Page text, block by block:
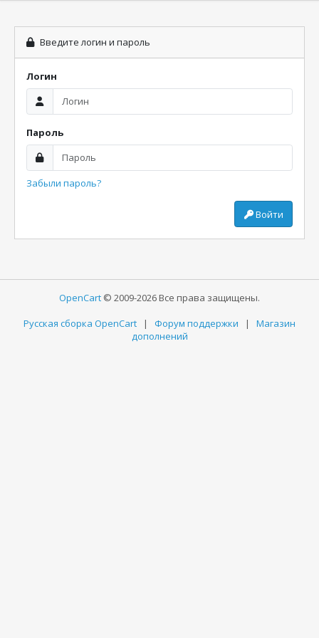
Введите логин и пароль
Логин
Пароль
Забыли пароль?
Войти
OpenCart © 2009-2026 Все права защищены.
Русская сборка OpenCart | Форум поддержки | Магазин
дополнений